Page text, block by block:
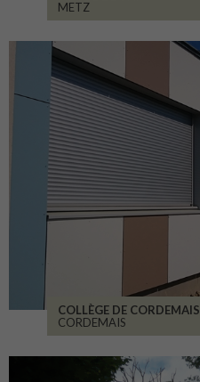
METZ
COLLÈGE DE CORDEMAIS
CORDEMAIS